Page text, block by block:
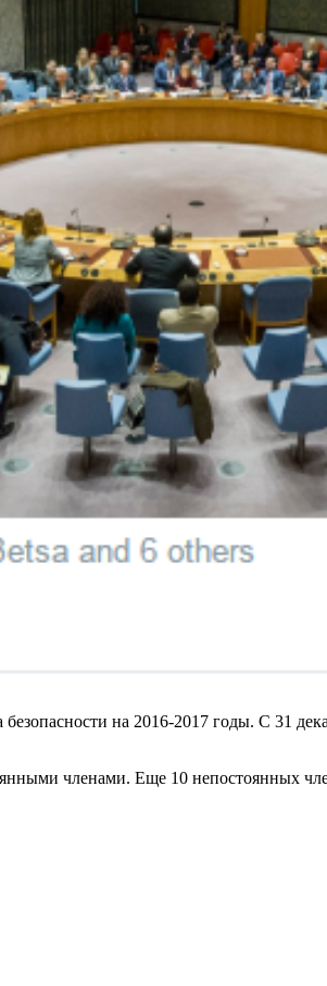
на 2016-2017 годы. С 31
членами. Еще 10 непостоянных